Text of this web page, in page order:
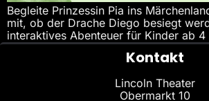
Begleite Prinzessin Pia ins
mit, ob der Drache Diego besiegt
interaktives Abenteuer für Kinder ab 4
Kontakt
Lincoln Theater
Obermarkt 10